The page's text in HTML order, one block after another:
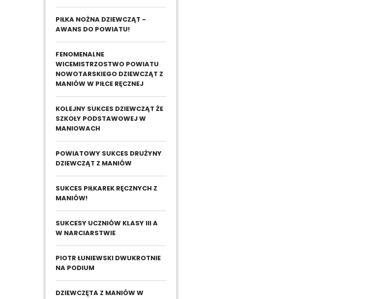
PIŁKA NOŻNA DZIEWCZĄT -
AWANS DO POWIATU!
FENOMENALNE
WICEMISTRZOSTWO POWIATU
NOWOTARSKIEGO DZIEWCZĄT Z
MANIÓW W PIŁCE RĘCZNEJ
KOLEJNY SUKCES DZIEWCZĄT ŻE
SZKOŁY PODSTAWOWEJ W
MANIOWACH
POWIATOWY SUKCES DRUŻYNY
DZIEWCZĄT Z MANIÓW
SUKCES PIŁKAREK RĘCZNYCH Z
MANIÓW!
SUKCESY UCZNIÓW KLASY III A
W NARCIARSTWIE
PIOTR ŁUNIEWSKI DWUKROTNIE
NA PODIUM
DZIEWCZĘTA Z MANIÓW W